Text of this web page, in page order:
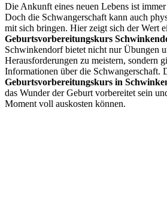
Die Ankunft eines neuen Lebens ist
Doch die Schwangerschaft kann auch
mit sich bringen. Hier zeigt sich der Wert
Geburtsvorbereitungskurs
Schwinkendorf bietet nicht nur Übungen
Herausforderungen zu meistern, sondern
Informationen über die Schwangerschaft.
Geburtsvorbereitungskurs in
das Wunder der Geburt vorbereitet sein
Moment voll auskosten können.